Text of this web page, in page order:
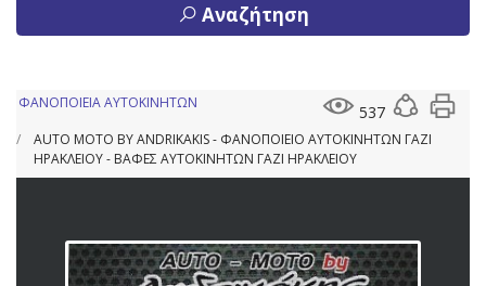
Αναζήτηση
537
ΦΑΝΟΠΟΙΕΙΑ ΑΥΤΟΚΙΝΗΤΩΝ
AUTO MOTO BY ANDRIKAKIS - ΦΑΝΟΠΟΙΕΙΟ ΑΥΤΟΚΙΝΗΤΩΝ ΓΑΖΙ
ΗΡΑΚΛΕΙΟΥ - ΒΑΦΕΣ ΑΥΤΟΚΙΝΗΤΩΝ ΓΑΖΙ ΗΡΑΚΛΕΙΟΥ